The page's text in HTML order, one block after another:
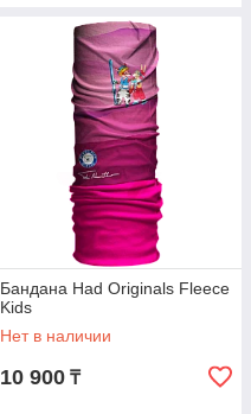
Бандана Had Originals Fleece
Kids
Нет в наличии
10 900 ₸